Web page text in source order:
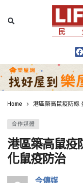
Home 港區築高鼠疫防線
合作媒體
港區築高鼠疫
化鼠疫防治
今傳媒